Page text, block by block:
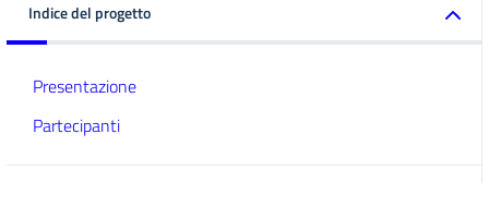
Indice del progetto
Presentazione
Partecipanti